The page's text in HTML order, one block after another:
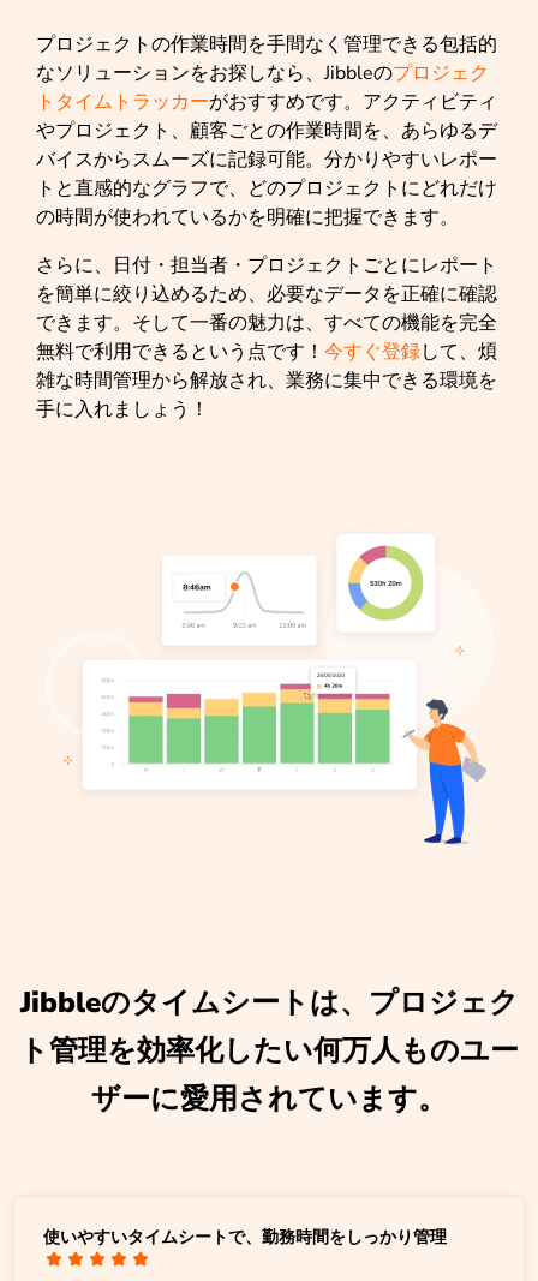
プロジェクトの作業時間を手間なく管理できる包括的
なソリューションをお探しなら、Jibbleのプロジェク
トタイムトラッカーがおすすめです。アクティビティ
やプロジェクト、顧客ごとの作業時間を、あらゆるデ
バイスからスムーズに記録可能。分かりやすいレポー
トと直感的なグラフで、どのプロジェクトにどれだけ
の時間が使われているかを明確に把握できます。
さらに、日付・担当者・プロジェクトごとにレポート
を簡単に絞り込めるため、必要なデータを正確に確認
できます。そして一番の魅力は、すべての機能を完全
無料で利用できるという点です！ 今すぐ登録して、煩
雑な時間管理から解放され、業務に集中できる環境を
手に入れましょう！
Jibbleのタイムシートは、プロジェク
ト管理を効率化したい何万人ものユー
ザーに愛用されています。
使いやすいタイムシートで、勤務時間をしっかり管理